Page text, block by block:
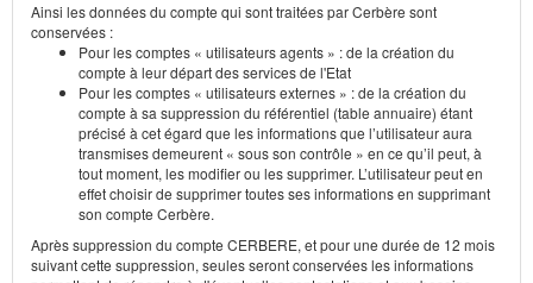
Ainsi les données du compte qui sont traitées par Cerbère sont
conservées :
Pour les comptes « utilisateurs agents » : de la création du
compte à leur départ des services de l'Etat
Pour les comptes « utilisateurs externes » : de la création du
compte à sa suppression du référentiel (table annuaire) étant
précisé à cet égard que les informations que l’utilisateur aura
transmises demeurent « sous son contrôle » en ce qu’il peut, à
tout moment, les modifier ou les supprimer. L’utilisateur peut en
effet choisir de supprimer toutes ses informations en supprimant
son compte Cerbère.
Après suppression du compte CERBERE, et pour une durée de 12 mois
suivant cette suppression, seules seront conservées les informations